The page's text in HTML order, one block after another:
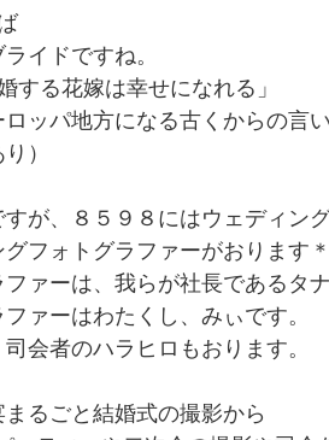
イドですね。
する花嫁は幸せになれる」
ッパ地方になる古くからの言
）
が、８５９８にはウェディン
フォトグラファーがおります＊
ファーは、我らが社長であるタ
ァーはわたくし、みぃです。
会者のハラヒロもおります。
るごと結婚式の撮影から